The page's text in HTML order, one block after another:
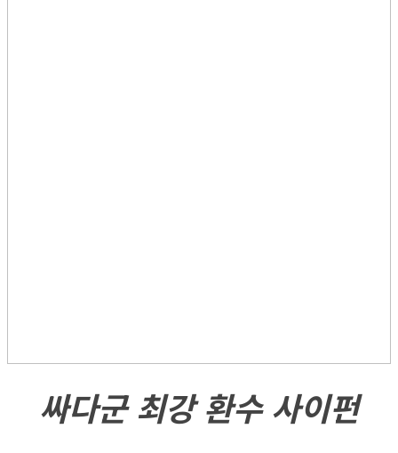
싸다군 최강 환수 사이펀